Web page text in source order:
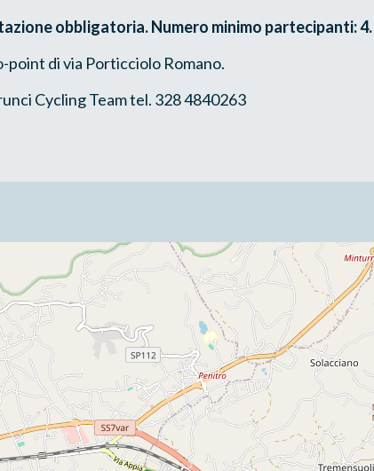
obbligatoria. Numero minimo partecipanti: 4.
point di via Porticciolo Romano.
Cycling Team tel. 328 4840263